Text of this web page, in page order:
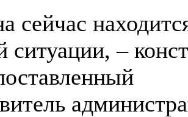
сейчас
ситуации, –